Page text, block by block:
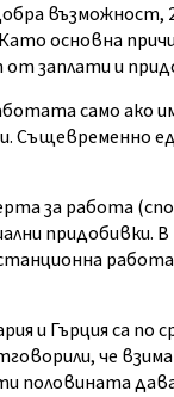
основна
заплати и
само ако
Същевременно
за работа
придобивки.
и Гърция са по
че